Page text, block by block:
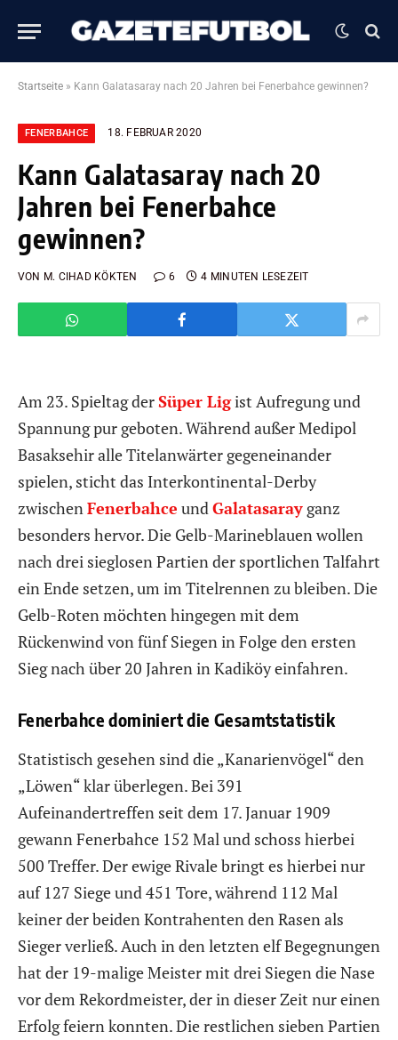
Startseite » Kann Galatasaray nach 20 Jahren bei Fenerbahce gewinnen?
FENERBAHCE 18. FEBRUAR 2020
Kann Galatasaray nach 20
Jahren bei Fenerbahce
gewinnen?
VON M. CIHAD KÖKTEN 6 4 MINUTEN LESEZEIT
Am 23. Spieltag derSüper Ligist Aufregung und
Spannung pur geboten. Während außer Medipol
Basaksehir alle Titelanwärter gegeneinander
spielen, sticht das Interkontinental-Derby
zwischenFenerbahce undGalatasaray ganz
besonders hervor. Die Gelb-Marineblauen wollen
nach drei sieglosen Partien der sportlichen Talfahrt
ein Ende setzen, um im Titelrennen zu bleiben. Die
Gelb-Roten möchten hingegen mit dem
Rückenwind von fünf Siegen in Folge den ersten
Sieg nach über 20 Jahren in Kadiköy einfahren.
Fenerbahce dominiert die Gesamtstatistik
Statistisch gesehen sind die „Kanarienvögel“ den
„Löwen“ klar überlegen. Bei 391
Aufeinandertreffen seit dem 17. Januar 1909
gewann Fenerbahce 152 Mal und schoss hierbei
500 Treffer. Der ewige Rivale bringt es hierbei nur
auf 127 Siege und 451 Tore, während 112 Mal
keiner der beiden Kontrahenten den Rasen als
Sieger verließ. Auch in den letzten elf Begegnungen
hat der 19-malige Meister mit drei Siegen die Nase
vor dem Rekordmeister, der in dieser Zeit nur einen
Erfolg feiern konnten. Die restlichen sieben Partien